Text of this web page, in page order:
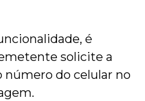
é
solicite a
número do celular no